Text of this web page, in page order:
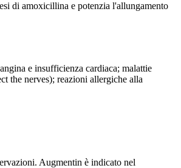
di amoxicillina e potenzia l'allungamento
e insufficienza cardiaca; malattie
the nerves); reazioni allergiche alla
Augmentin è indicato nel